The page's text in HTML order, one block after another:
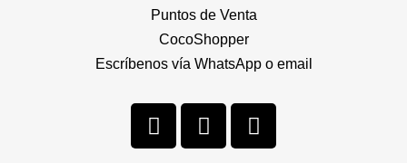
Puntos de Venta
CocoShopper
Escríbenos vía WhatsApp o email